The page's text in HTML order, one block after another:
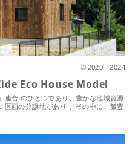
2020 - 2024
Eco House Model
連合 のひとつであり、豊かな地域資源
区画の分譲地があり 、その中に、飯豊